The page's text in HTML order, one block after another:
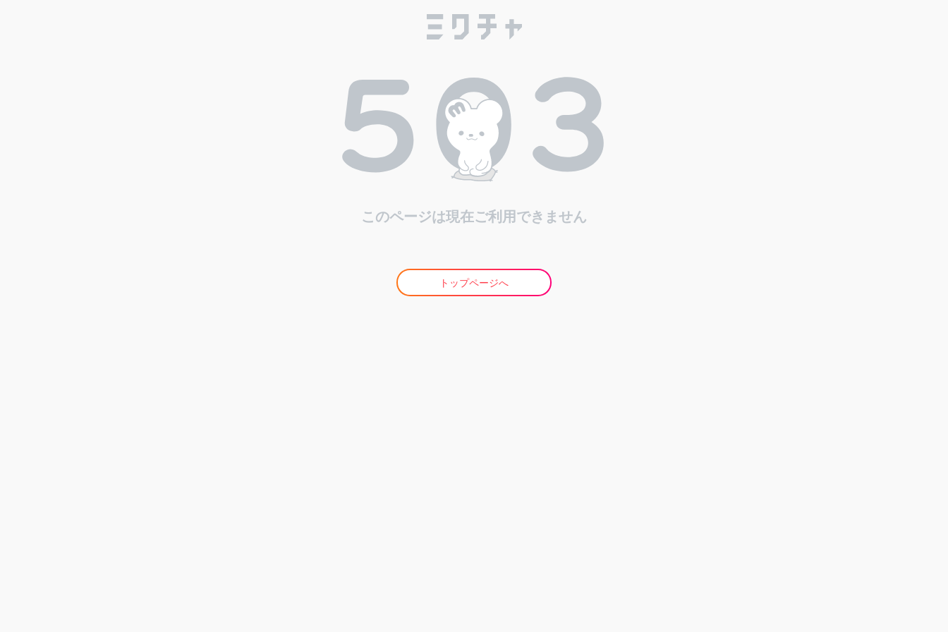
このページは現在ご利用できません